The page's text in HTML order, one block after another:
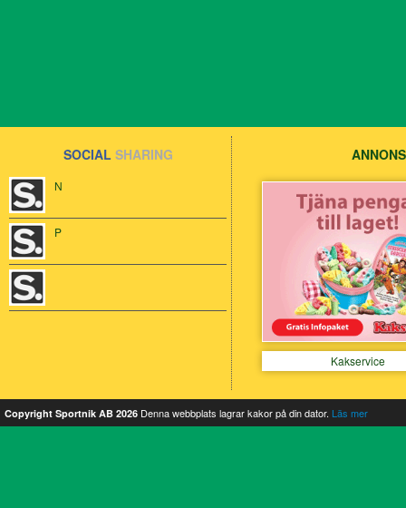
SOCIAL SHARING
N
P
Kakservice
Copyright Sportnik AB 2026 Denna webbplats lagrar kakor på din dator. Läs mer